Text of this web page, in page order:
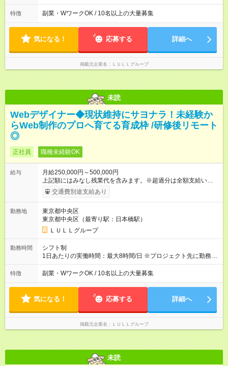
上アップした社員も。 エンジニアへの還元率は業界高水準の
87％。 スキルを磨いた分だけ、収入アップも目指せる環境で
す！ 【試用期間】試用期間あり 試用期間の長さ：6ヶ月 ※ 雇用
形態と給与に、本採用時と異なる部分があります。 雇用形態：
中途採用（契約社員） 給与：月給 230,000円以上 上記額にはみ
なし残業代を含みます。※超過分は全額支給いたします。 みな
別途支給いたします ※研修期間中（最大12ヶ月間）も、試用期
間は異なります 【シフト例】 ・10時00分～19時00分 ・9時00
分～18時00分 平均残業時間：月10時間以内
特徴 副業・WワークOK / 10名以上の大量募集
気になる！ 応募する 詳細へ
掲載元企業名 ＬＵＬＬグループ
未読
Webデザイナー◆現状維持にサヨナラ！未経験か
らWeb制作のプロへ育てる育成枠 /研修後リモート
◎
正社員 職種未経験OK
給与
月給250,000円～500,000円
上記額にはみなし残業代を含みます。※超過分は全額支給いたし
ます。 みなし残業代 21,675円／月 みなし残業時間 12時間／月 -
------------------------------------------------------- ≪経験者の方は以下と
万円～＋業績賞与＋交通費＋各種手当 ※固定残業代（30時間/6
万6，610円分）を含む。超過分は追加支給いたします 能力やス
キルを考慮し初任給を決定。経験者の方は前給考慮も可能で
す！ ◎昇給年1回（研修終了後） ◎賞与年2回（2月・8月）＋業
績賞与あり ◤スキルアップも、収入アップも。◢ 入社後の成長
や頑張りは、しっかり給与で還元しています。 実際にほぼ全員
上アップした社員も。 エンジニアへの還元率は業界高水準の
87％。 スキルを磨いた分だけ、収入アップも目指せる環境で
す！ 【試用期間】試用期間あり 試用期間の長さ：6ヶ月 ※ 雇用
形態と給与に、本採用時と異なる部分があります。 雇用形態：
中途採用（契約社員） 給与：月給 230,000円以上 上記額にはみ
なし残業代を含みます。※超過分は全額支給いたします。 みな
別途支給いたします ※研修期間中（最大12ヶ月間）も、試用期
交通費別途支給あり
勤務地
東京都中央区
東京都中央区（最寄り駅：日本橋駅）
ＬＵＬＬグループ
勤務時間
シフト制
1日あたりの実働時間：最大8時間/日 ※プロジェクト先に勤務時
間は異なります 【シフト例】 ・10時00分～19時00分 ・9時00
分～18時00分 平均残業時間：月10時間以内
特徴 副業・WワークOK / 10名以上の大量募集
気になる！ 応募する 詳細へ
掲載元企業名 ＬＵＬＬグループ
未読